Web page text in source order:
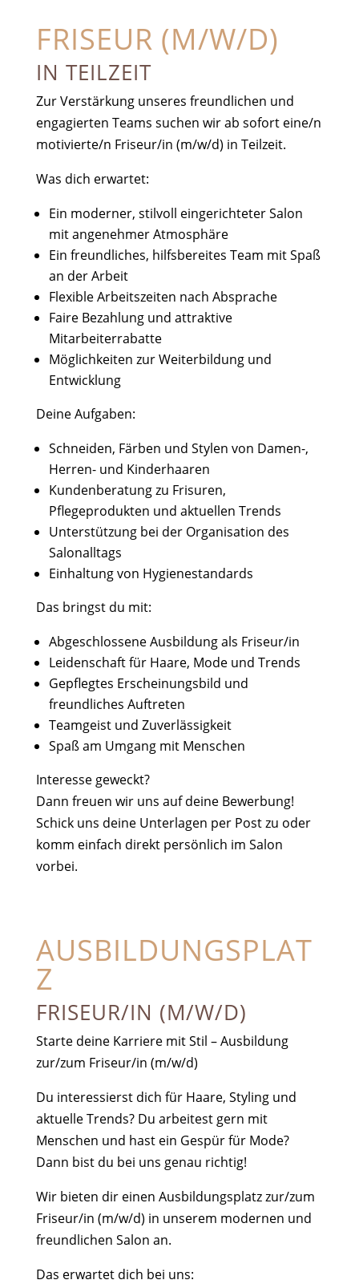
FRISEUR (M/W/D)
IN TEILZEIT
Zur Verstärkung unseres freundlichen und
engagierten Teams suchen wir ab sofort eine/n
motivierte/n Friseur/in (m/w/d) in Teilzeit.
Was dich erwartet:
Ein moderner, stilvoll eingerichteter Salon
mit angenehmer Atmosphäre
Ein freundliches, hilfsbereites Team mit Spaß
an der Arbeit
Flexible Arbeitszeiten nach Absprache
Faire Bezahlung und attraktive
Mitarbeiterrabatte
Möglichkeiten zur Weiterbildung und
Entwicklung
Deine Aufgaben:
Schneiden, Färben und Stylen von Damen-,
Herren- und Kinderhaaren
Kundenberatung zu Frisuren,
Pflegeprodukten und aktuellen Trends
Unterstützung bei der Organisation des
Salonalltags
Einhaltung von Hygienestandards
Das bringst du mit:
Abgeschlossene Ausbildung als Friseur/in
Leidenschaft für Haare, Mode und Trends
Gepflegtes Erscheinungsbild und
freundliches Auftreten
Teamgeist und Zuverlässigkeit
Spaß am Umgang mit Menschen
Interesse geweckt?
Dann freuen wir uns auf deine Bewerbung!
Schick uns deine Unterlagen per Post zu oder
komm einfach direkt persönlich im Salon
vorbei.
AUSBILDUNGSPLAT
Z
FRISEUR/IN (M/W/D)
Starte deine Karriere mit Stil – Ausbildung
zur/zum Friseur/in (m/w/d)
Du interessierst dich für Haare, Styling und
aktuelle Trends? Du arbeitest gern mit
Menschen und hast ein Gespür für Mode?
Dann bist du bei uns genau richtig!
Wir bieten dir einen Ausbildungsplatz zur/zum
Friseur/in (m/w/d) in unserem modernen und
freundlichen Salon an.
Das erwartet dich bei uns: